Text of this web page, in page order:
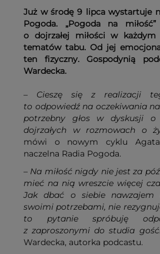
Już w środę 9 lipca wystartuje
Pogoda. „Pogoda na
o dojrzałej miłości w
tematów tabu. Od jej
ten fizyczny. Gospodynią
Wardecka.
– Cieszę się z realizacji
to odpowiedź na oczekiwania
potrzebny głos w dyskusji o
dojrzałych w rozmowach o
mówi o nowym cyklu Agata
naczelna Radia Pogoda.
– Na miłość nigdy nie jest za
mieć na nią wreszcie więcej
Jak dbać o siebie nawzajem
swoimi potrzebami, nie
to pytanie spróbuję
z zaproszonymi do studia
Wardecka, autorka podcastu.